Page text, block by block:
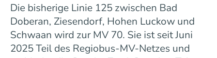
Die bisherige Linie 125 zwischen Bad
Doberan, Ziesendorf, Hohen Luckow und
Schwaan wird zur MV 70. Sie ist seit Juni
2025 Teil des Regiobus-MV-Netzes und